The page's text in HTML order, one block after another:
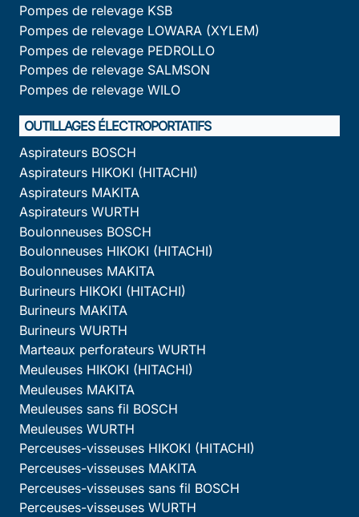
Pompes de relevage KSB
Pompes de relevage LOWARA (XYLEM)
Pompes de relevage PEDROLLO
Pompes de relevage SALMSON
Pompes de relevage WILO
OUTILLAGES ÉLECTROPORTATIFS
Aspirateurs BOSCH
Aspirateurs HIKOKI (HITACHI)
Aspirateurs MAKITA
Aspirateurs WURTH
Boulonneuses BOSCH
Boulonneuses HIKOKI (HITACHI)
Boulonneuses MAKITA
Burineurs HIKOKI (HITACHI)
Burineurs MAKITA
Burineurs WURTH
Marteaux perforateurs WURTH
Meuleuses HIKOKI (HITACHI)
Meuleuses MAKITA
Meuleuses sans fil BOSCH
Meuleuses WURTH
Perceuses-visseuses HIKOKI (HITACHI)
Perceuses-visseuses MAKITA
Perceuses-visseuses sans fil BOSCH
Perceuses-visseuses WURTH